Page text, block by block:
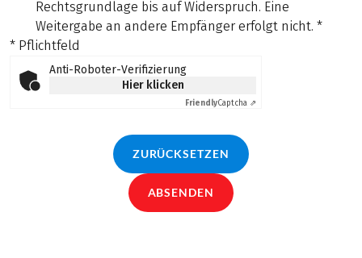
Rechtsgrundlage bis auf Widerspruch. Eine
Weitergabe an andere Empfänger erfolgt nicht. *
* Pflichtfeld
Anti-Roboter-Verifizierung
Hier klicken
FriendlyCaptcha ⇗
ZURÜCKSETZEN
ABSENDEN